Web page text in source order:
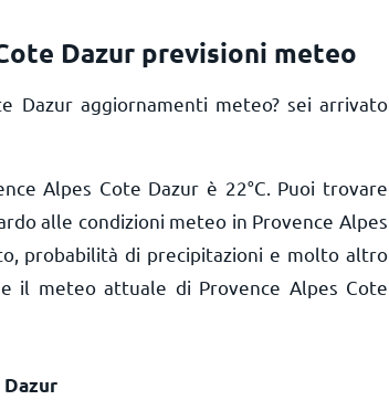
Dazur previsioni meteo
Dazur aggiornamenti meteo? sei arrivato
Alpes Cote Dazur è 22°C . Puoi trovare
alle condizioni meteo in Provence Alpes
probabilità di precipitazioni e molto altro
il meteo attuale di Provence Alpes Cote